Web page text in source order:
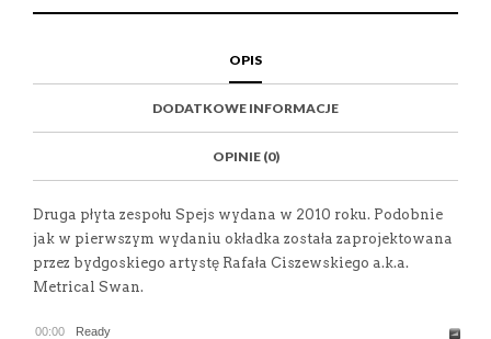
O
B
I
T
E
A
D
T
OPIS
DODATKOWE INFORMACJE
OPINIE (0)
Druga płyta zespołu Spejs wydana w 2010 roku. Podobnie
jak w pierwszym wydaniu okładka została zaprojektowana
przez bydgoskiego artystę Rafała Ciszewskiego a.k.a.
Metrical Swan.
00:00 Ready